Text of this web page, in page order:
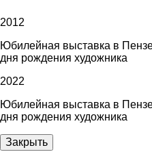
2012
Юбилейная выставка в
дня рождения художника
2022
Юбилейная выставка в
дня рождения художника
Закрыть